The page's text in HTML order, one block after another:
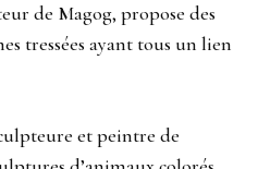
de Magog, propose des
tressées ayant tous un lien
et peintre de